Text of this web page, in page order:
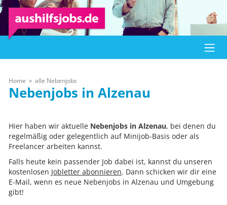
Home alle Nebenjobs
Alzenau
Hier haben wir aktuelle Nebenjobs in Alzenau, bei denen du
regelmäßig oder gelegentlich auf Minijob-Basis oder als
Freelancer arbeiten kannst.
Falls heute kein passender Job dabei ist, kannst du unseren
kostenlosen Jobletter abonnieren. Dann schicken wir dir eine
E-Mail, wenn es neue Nebenjobs in Alzenau und Umgebung
gibt!